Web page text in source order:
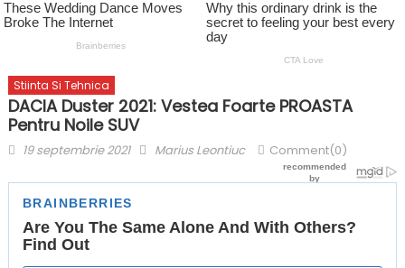
Stiinta Si Tehnica
DACIA Duster 2021: Vestea Foarte PROASTA
Pentru Noile SUV
Posted
19 septembrie 2021 Author
Marius Leontiuc Comment(0)